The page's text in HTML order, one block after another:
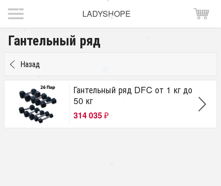
LADYSHOPE
Гантельный ряд
Назад
Гантельный ряд DFC от 1 кг до
50 кг
314 035 ₽